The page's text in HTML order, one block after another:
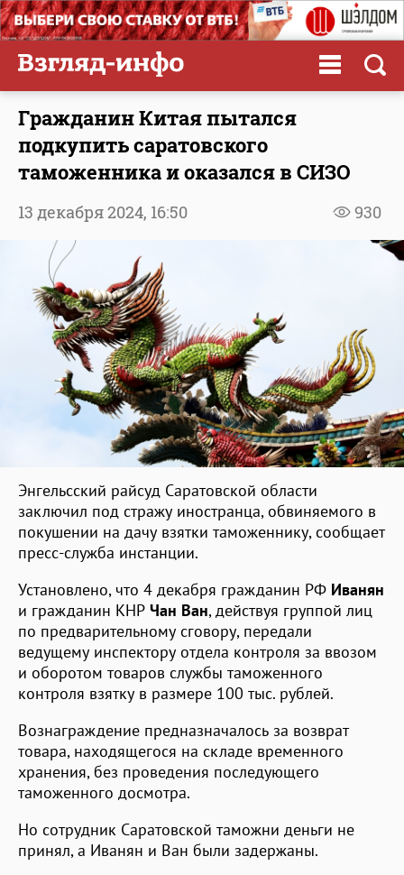
Гражданин Китая пытался
подкупить саратовского
таможенника и оказался в СИЗО
930
13 декабря 2024, 16:50
Энгельсский райсуд Саратовской области
заключил под стражу иностранца, обвиняемого в
покушении на дачу взятки таможеннику, сообщает
пресс-служба инстанции.
Установлено, что 4 декабря гражданин РФ Иванян
и гражданин КНР Чан Ван, действуя группой лиц
по предварительному сговору, передали
ведущему инспектору отдела контроля за ввозом
и оборотом товаров службы таможенного
контроля взятку в размере 100 тыс. рублей.
Вознаграждение предназначалось за возврат
товара, находящегося на складе временного
хранения, без проведения последующего
таможенного досмотра.
Но сотрудник Саратовской таможни деньги не
принял, а Иванян и Ван были задержаны.